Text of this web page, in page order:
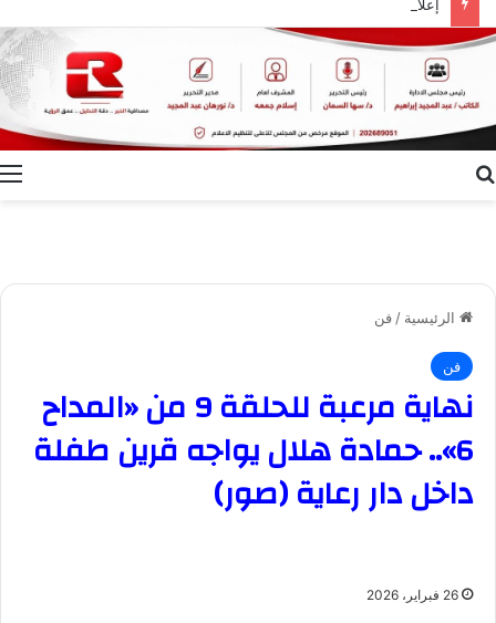
الرئيسية / فن
فن
نهاية مرعبة للحلقة 9 من «المداح
6».. حمادة هلال يواجه قرين طفلة
داخل دار رعاية (صور)
26 فبراير، 2026